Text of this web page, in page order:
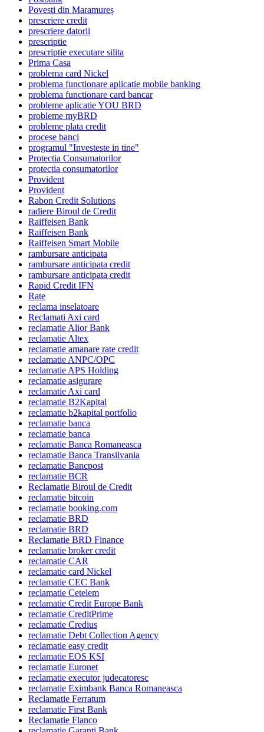
Povesti din Maramureș
prescriere credit
prescriere datorii
prescriptie
prescriptie executare silita
Prima Casa
problema card Nickel
problema functionare aplicatie mobile banking
problema functionare card bancar
probleme aplicatie YOU BRD
probleme myBRD
probleme plata credit
procese banci
programul "Investeste in tine"
Protectia Consumatorilor
protectia consumatorilor
Provident
Provident
Rabon Credit Solutions
radiere Biroul de Credit
Raiffeisen Bank
Raiffeisen Bank
Raiffeisen Smart Mobile
rambursare anticipata
rambursare anticipata credit
rambursare anticipata credit
Rapid Credit IFN
Rate
reclama inselatoare
Reclamati Axi card
reclamatie Alior Bank
reclamatie Altex
reclamatie amanare rate credit
reclamatie ANPC/OPC
reclamatie APS Holding
reclamatie asigurare
reclamatie Axi card
reclamatie B2Kapital
reclamatie b2kapital portfolio
reclamatie banca
reclamatie banca
reclamatie Banca Romaneasca
reclamatie Banca Transilvania
reclamatie Bancpost
reclamatie BCR
Reclamatie Biroul de Credit
reclamatie bitcoin
reclamatie booking.com
reclamatie BRD
reclamatie BRD
Reclamatie BRD Finance
reclamatie broker credit
reclamatie CAR
reclamatie card Nickel
reclamatie CEC Bank
reclamatie Cetelem
reclamatie Credit Europe Bank
reclamatie CreditPrime
reclamatie Credius
reclamatie Debt Collection Agency
reclamatie easy credit
reclamatie EOS KSI
reclamatie Euronet
reclamatie executor judecatoresc
reclamatie Eximbank Banca Romaneasca
Reclamatie Ferratum
reclamatie First Bank
Reclamatie Flanco